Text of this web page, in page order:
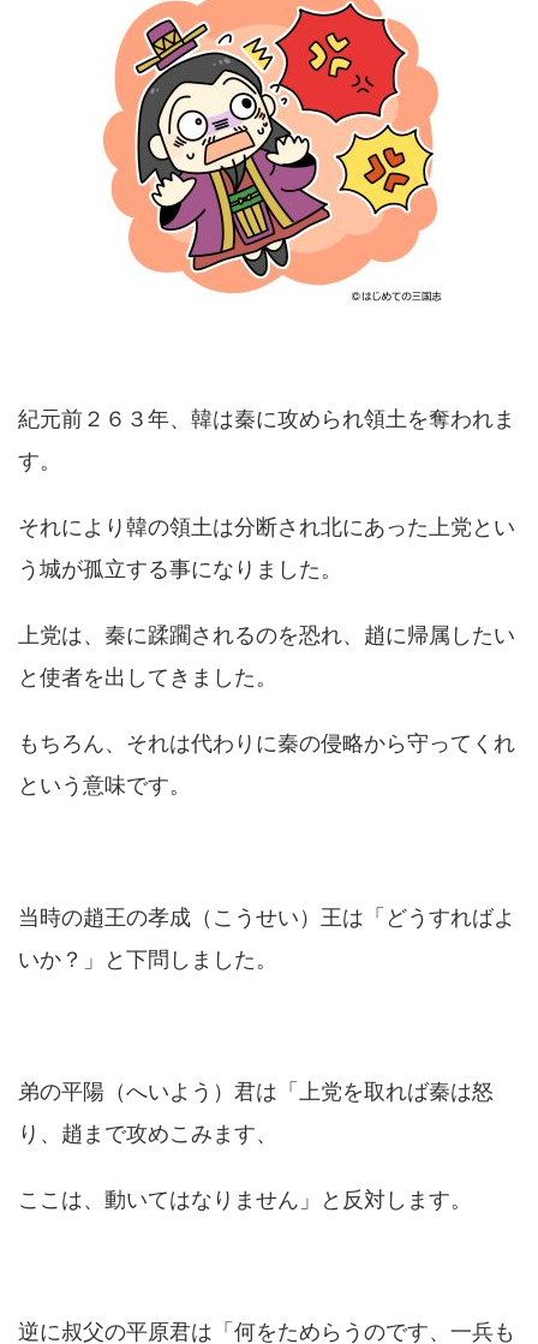
紀元前２６３年、韓は秦に攻められ領土を奪われま
す。
それにより韓の領土は分断され北にあった上党とい
う城が孤立する事になりました。
上党は、秦に蹂躙されるのを恐れ、趙に帰属したい
と使者を出してきました。
もちろん、それは代わりに秦の侵略から守ってくれ
という意味です。
当時の趙王の孝成（こうせい）王は「どうすればよ
いか？」と下問しました。
弟の平陽（へいよう）君は「上党を取れば秦は怒
り、趙まで攻めこみます、
ここは、動いてはなりません」と反対します。
逆に叔父の平原君は「何をためらうのです、一兵も